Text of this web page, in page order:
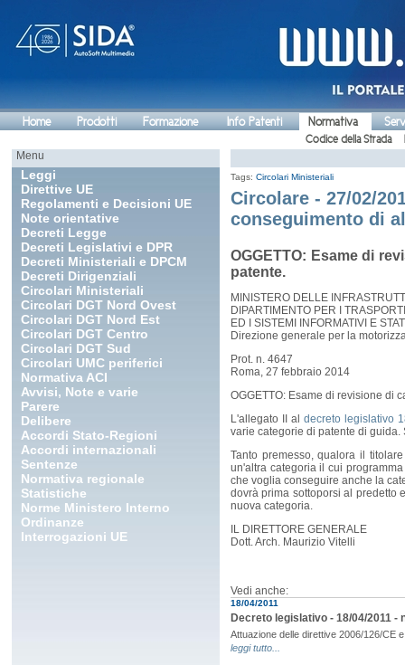
Home Prodotti Formazione Info Patenti Normativa
Codice della Strada
Menu
Leggi
Direttive UE
Regolamenti e Decisioni UE
Note orientative
Decreti Legge
Decreti Legislativi e DPR
Decreti Ministeriali e DPCM
Decreti Dirigenziali
Circolari Ministeriali
Circolari DGT Nord Ovest
Circolari DGT Nord Est
Circolari DGT Centro
Circolari DGT Sud
Circolari UMC periferici
Normativa ACI
Avvisi, Note e varie
Parere
Delibere
Accordi Stato-Regioni
Accordi internazionali
Sentenze
Normativa regionale
Statistiche
Norme Ministero Interno
Ordinanze
Interrogazioni UE
Tags: Circolari Ministeriali
Circolare - 27/02/
conseguimento di
OGGETTO: Esame di
patente.
MINISTERO DELLE
DIPARTIMENTO PER I
ED I SISTEMI INFORMATIVI E
Direzione generale per la
Prot. n. 4647
Roma, 27 febbraio 2014
OGGETTO: Esame di revisione di
L'allegato II al decreto legislativo
varie categorie di patente di
Tanto premesso, qualora il
un'altra categoria il cui
che voglia conseguire anche la
dovrà prima sottoporsi al predetto
nuova categoria.
IL DIRETTORE GENERALE
Dott. Arch. Maurizio Vitelli
Vedi anche:
18/04/2011
Decreto legislativo - 18/04/2011 -
Attuazione delle direttive 2006/126/CE
leggi tutto...